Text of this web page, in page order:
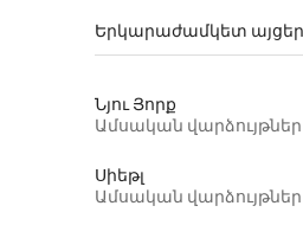
Երկարաժամկետ
Նյու Յորք
Ամսական վարձույթներ
Սիեթլ
Ամսական վարձույթներ